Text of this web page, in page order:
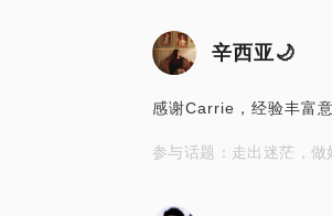
辛西亚🌙
感谢Carrie，经验丰富
参与话题：走出迷茫，做